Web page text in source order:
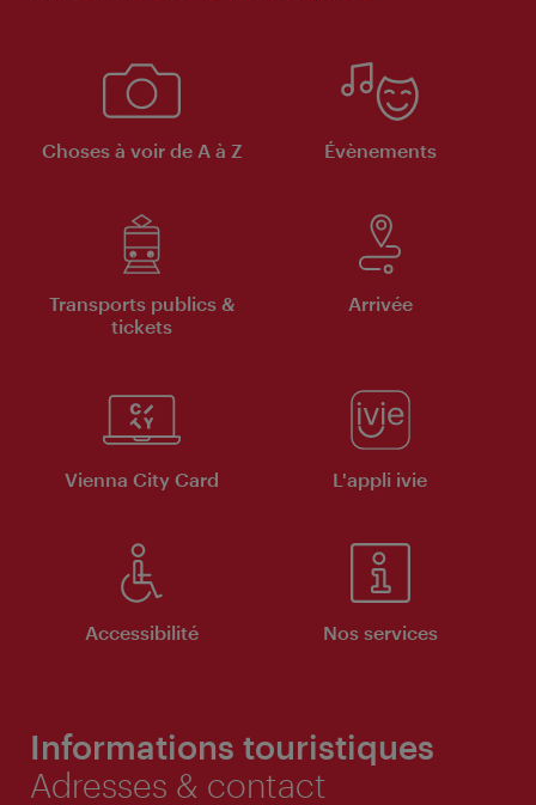
Choses à voir de A à Z Évènements
Transports publics &
tickets
Arrivée
Vienna City Card L'appli ivie
Accessibilité Nos services
Informations touristiques
Adresses & contact